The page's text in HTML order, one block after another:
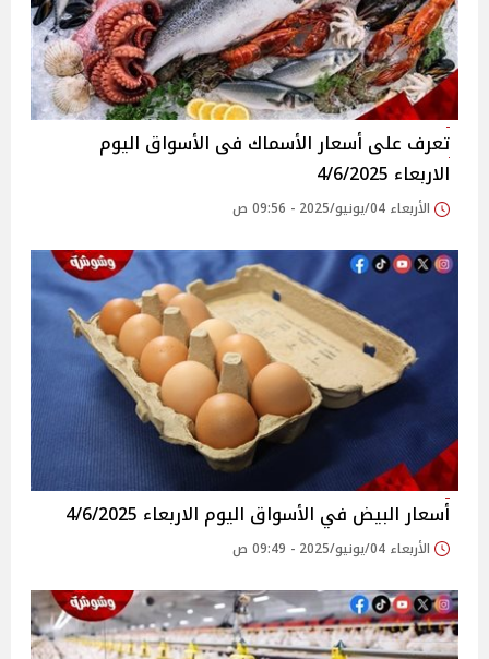
تعرف على أسعار الأسماك فى الأسواق‎‎ اليوم
الاربعاء 4/6/2025
الأربعاء 04/يونيو/2025 - 09:56 ص
أسعار البيض في الأسواق‎‎ اليوم الاربعاء 4/6/2025
الأربعاء 04/يونيو/2025 - 09:49 ص